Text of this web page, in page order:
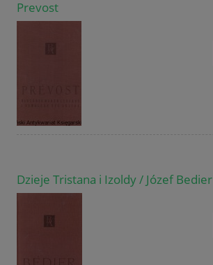
Prevost
Dzieje Tristana i Izoldy / Józef Bedier